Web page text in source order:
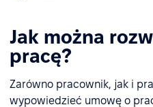
Jak można
pracę?
Zarówno pracownik, jak i
wypowiedzieć umowę o